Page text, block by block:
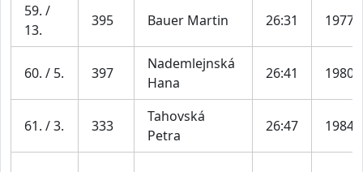
59. /
13.
395 Bauer Martin 26:31 1977
60. / 5. 397
Nademlejnská
Hana
26:41 1980
61. / 3. 333
Tahovská
Petra
26:47 1984